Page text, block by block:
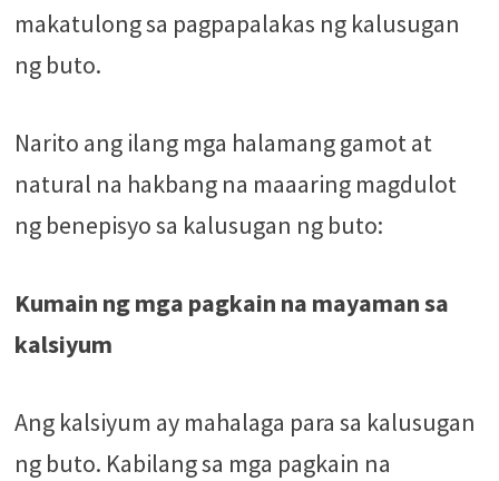
makatulong sa pagpapalakas ng kalusugan
ng buto.
Narito ang ilang mga halamang gamot at
natural na hakbang na maaaring magdulot
ng benepisyo sa kalusugan ng buto:
Kumain ng mga pagkain na mayaman sa
kalsiyum
Ang kalsiyum ay mahalaga para sa kalusugan
ng buto. Kabilang sa mga pagkain na